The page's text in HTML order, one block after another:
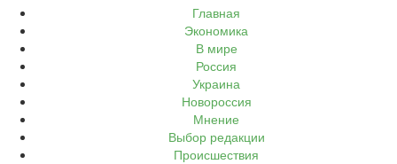
Главная
Экономика
В мире
Россия
Украина
Новороссия
Мнение
Выбор редакции
Происшествия